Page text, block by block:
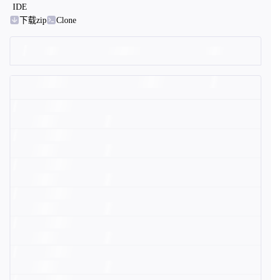
IDE
下载zip
Clone